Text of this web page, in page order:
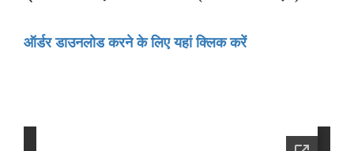
ऑर्डर डाउनलोड करने के लिए यहां क्लिक करें